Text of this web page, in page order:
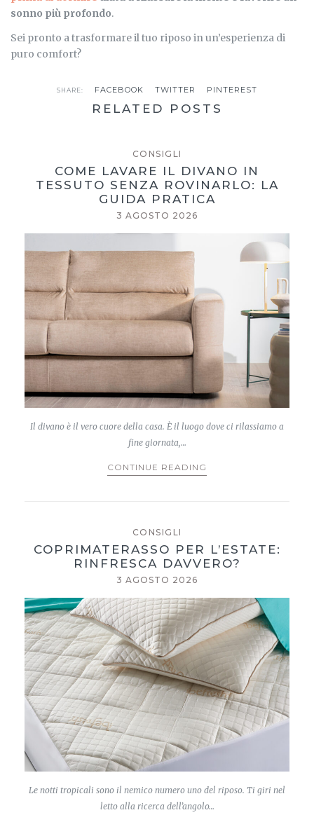
sonno più profondo.
Sei pronto a trasformare il tuo riposo in un’esperienza di
puro comfort?
SHARE: FACEBOOK TWITTER PINTEREST
RELATED POSTS
CONSIGLI
COME LAVARE IL DIVANO IN
TESSUTO SENZA ROVINARLO: LA
GUIDA PRATICA
3 AGOSTO 2026
Il divano è il vero cuore della casa. È il luogo dove ci rilassiamo a
fine giornata,…
CONTINUE READING
CONSIGLI
COPRIMATERASSO PER L’ESTATE:
RINFRESCA DAVVERO?
3 AGOSTO 2026
Le notti tropicali sono il nemico numero uno del riposo. Ti giri nel
letto alla ricerca dell’angolo…